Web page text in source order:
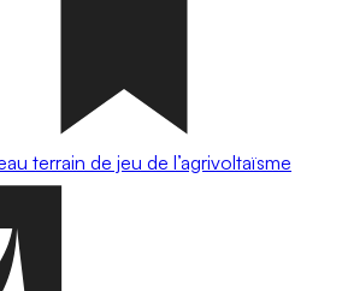
terrain de jeu de l’agrivoltaïsme